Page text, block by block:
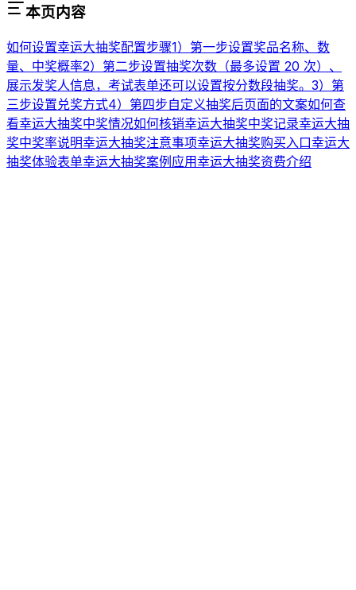
本页内容
如何设置幸运大抽奖配置步骤1）第一步设置奖品名称、数
量、中奖概率2）第二步设置抽奖次数（最多设置 20 次）、
展示发奖人信息，考试表单还可以设置按分数段抽奖。 3）第
三步设置兑奖方式4）第四步自定义抽奖后页面的文案如何查
看幸运大抽奖中奖情况如何核销幸运大抽奖中奖记录幸运大抽
奖中奖率说明幸运大抽奖注意事项幸运大抽奖购买入口幸运大
抽奖体验表单幸运大抽奖案例应用幸运大抽奖资费介绍